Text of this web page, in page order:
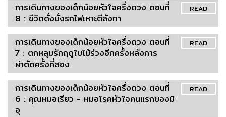
READ
การเดินทางของเด็กน้อยหัวใจครึ่งดวง ตอนที่
8 : ชีวิตดั่งนั่งรถไฟเหาะตีลังกา
READ
การเดินทางของเด็กน้อยหัวใจครึ่งดวง ตอนที่
7 : ตกหลุมรักฤดูใบไม้ร่วงอีกครั้งหลังการ
ผ่าตัดครั้งที่สอง
READ
การเดินทางของเด็กน้อยหัวใจครึ่งดวง ตอนที่
6 : คุณหมอเรียว - หมอโรคหัวใจคนแรกของมิ
อุ